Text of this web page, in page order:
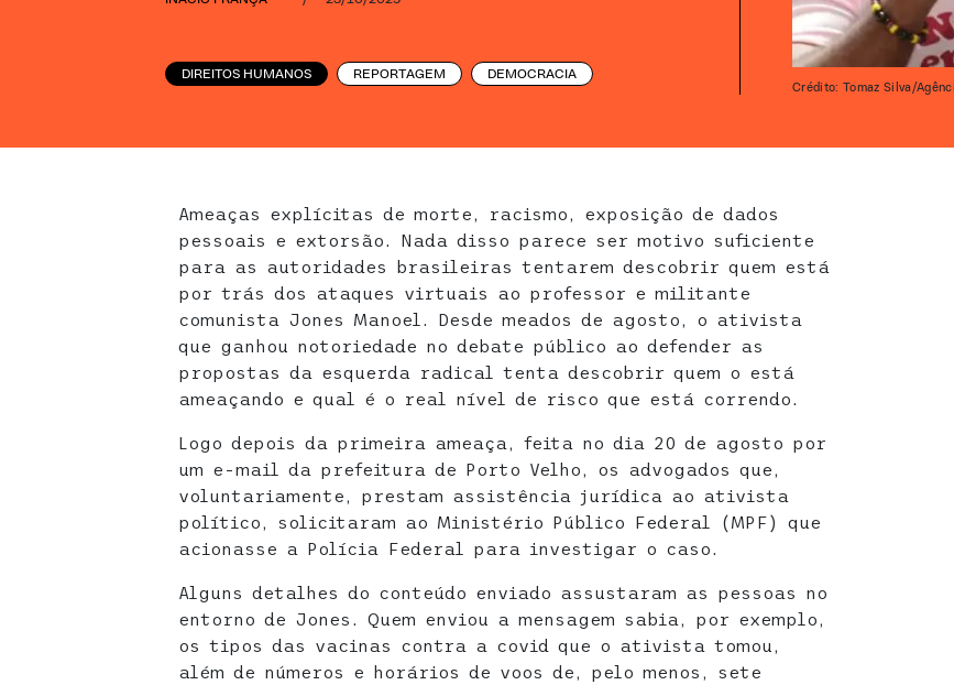
DIREITOS HUMANOS REPORTAGEM DEMOCRACIA
Crédito: Tomaz Silva/
Ameaças explícitas de morte, racismo, exposição de dados
pessoais e extorsão. Nada disso parece ser motivo suficiente
para as autoridades brasileiras tentarem descobrir quem está
por trás dos ataques virtuais ao professor e militante
comunista Jones Manoel. Desde meados de agosto, o ativista
que ganhou notoriedade no debate público ao defender as
propostas da esquerda radical tenta descobrir quem o está
ameaçando e qual é o real nível de risco que está correndo.
Logo depois da primeira ameaça, feita no dia 20 de agosto por
um e-mail da prefeitura de Porto Velho, os advogados que,
voluntariamente, prestam assistência jurídica ao ativista
político, solicitaram ao Ministério Público Federal (MPF) que
acionasse a Polícia Federal para investigar o caso.
Alguns detalhes do conteúdo enviado assustaram as pessoas no
entorno de Jones. Quem enviou a mensagem sabia, por exemplo,
os tipos das vacinas contra a covid que o ativista tomou,
além de números e horários de voos de, pelo menos, sete